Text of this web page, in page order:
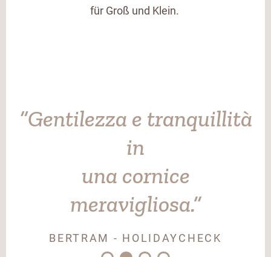
für Groß und Klein.
“Gentilezza e tranquillità
in
una cornice
meravigliosa.”
BERTRAM - HOLIDAYCHECK